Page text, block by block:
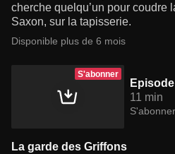
cherche quelqu’un pour coudre
Saxon, sur la tapisserie.
Disponible plus de 6 mois
S'abonner
11 min
S'abonner
La garde des Griffons